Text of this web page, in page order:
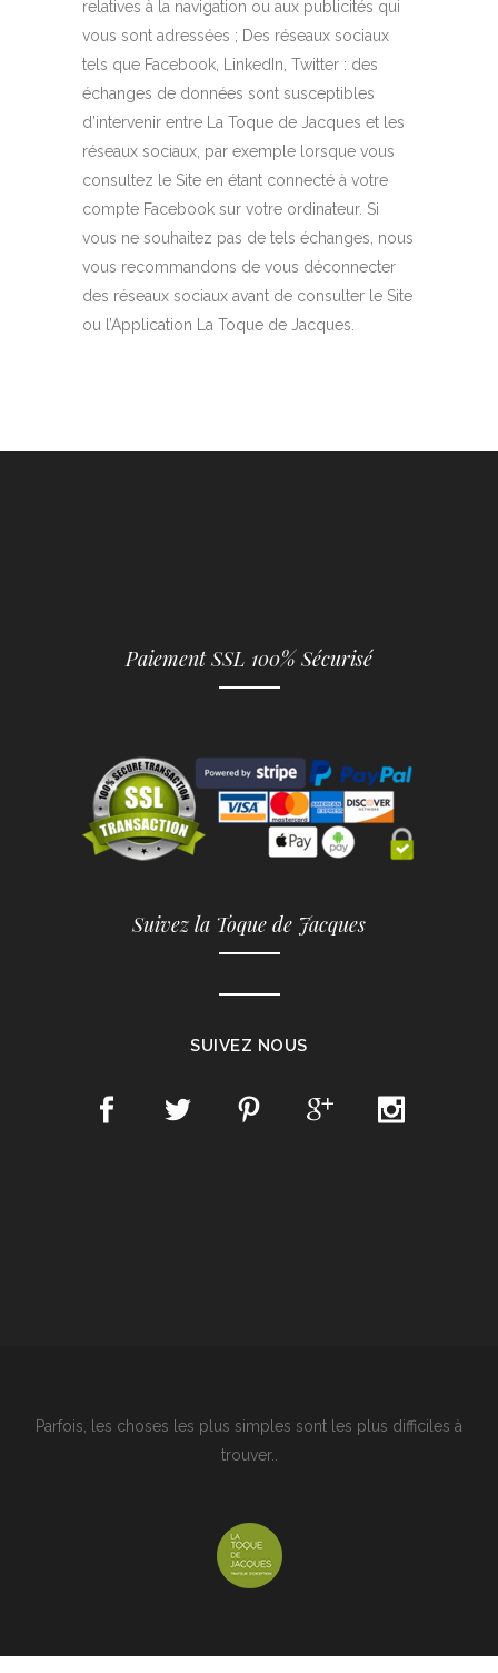
relatives à la navigation ou aux publicités qui
vous sont adressées ; Des réseaux sociaux
tels que Facebook, LinkedIn, Twitter : des
échanges de données sont susceptibles
d’intervenir entre La Toque de Jacques et les
réseaux sociaux, par exemple lorsque vous
consultez le Site en étant connecté à votre
compte Facebook sur votre ordinateur. Si
vous ne souhaitez pas de tels échanges, nous
vous recommandons de vous déconnecter
des réseaux sociaux avant de consulter le Site
ou l’Application La Toque de Jacques.
Paiement SSL 100% Sécurisé
Suivez la Toque de Jacques
SUIVEZ NOUS
Parfois, les choses les plus simples sont les plus difficiles à
trouver..